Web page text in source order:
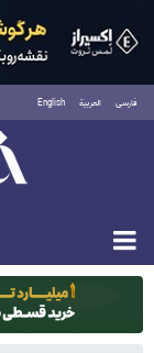
فارسی العربية English